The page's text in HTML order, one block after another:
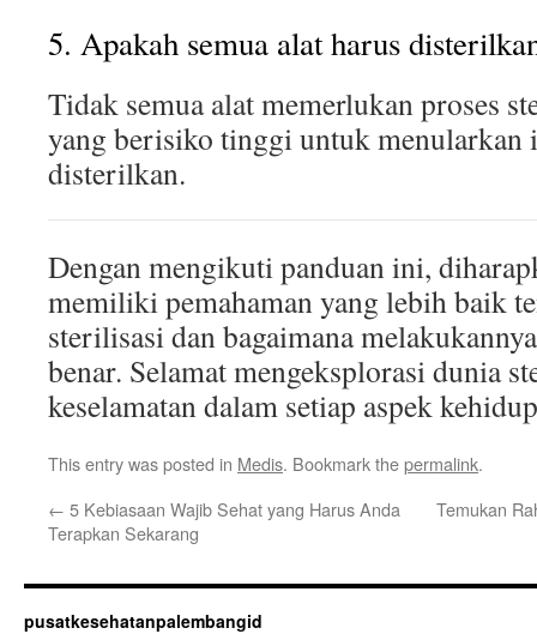
5. Apakah semua alat harus
Tidak semua alat memerlukan proses
yang berisiko tinggi untuk menularkan
disterilkan.
Dengan mengikuti panduan ini,
memiliki pemahaman yang lebih baik
sterilisasi dan bagaimana
benar. Selamat mengeksplorasi dunia
keselamatan dalam setiap aspek
This entry was posted in Medis. Bookmark thepermalink.
← 5 Kebiasaan Wajib Sehat yang Harus Anda
Terapkan Sekarang
Temukan
pusatkesehatanpalembangid